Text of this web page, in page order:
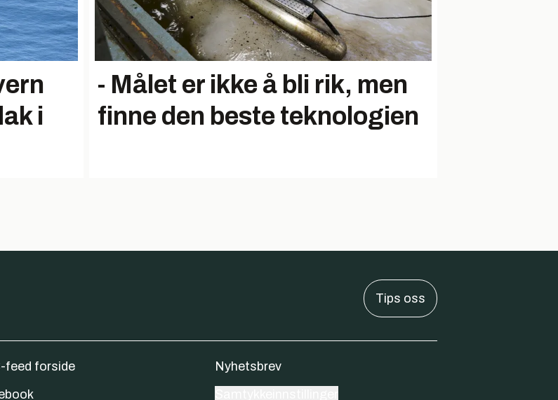
i
- Målet er ikke å bli rik, men
finne den beste teknologien
Tips oss
feed forside
Nyhetsbrev